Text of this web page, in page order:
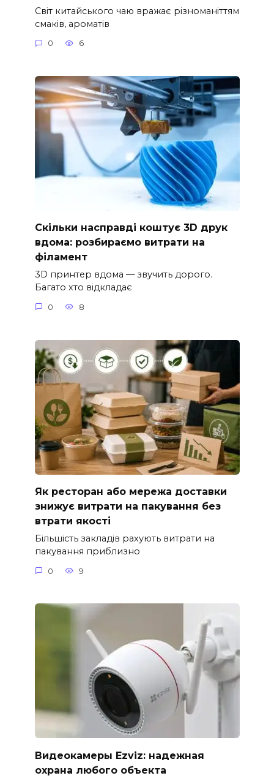
Світ китайського чаю вражає різноманіттям
смаків, ароматів
0 6
Скільки насправді коштує 3D друк
вдома: розбираємо витрати на
філамент
3D принтер вдома — звучить дорого.
Багато хто відкладає
0 8
Як ресторан або мережа доставки
знижує витрати на пакування без
втрати якості
Більшість закладів рахують витрати на
пакування приблизно
0 9
Видеокамеры Ezviz: надежная
охрана любого объекта